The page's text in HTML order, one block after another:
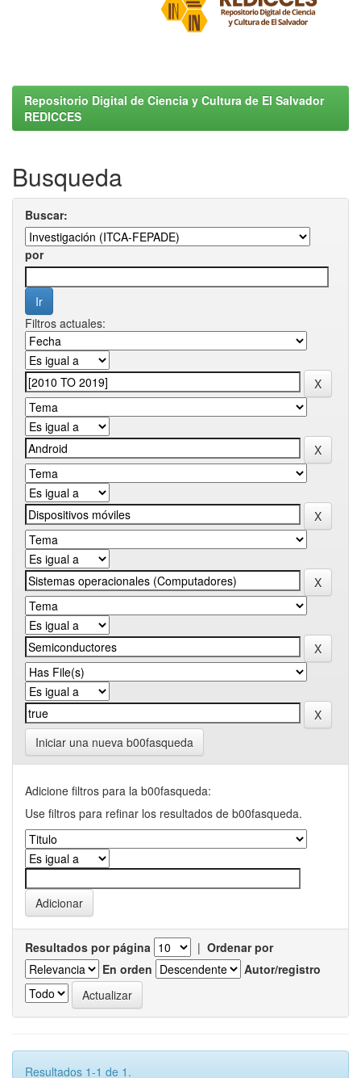
Repositorio Digital de Ciencia y Cultura de El Salvador
REDICCES
Busqueda
Buscar:
por
Filtros actuales:
Iniciar una nueva b00fasqueda
Adicione filtros para la b00fasqueda:
Use filtros para refinar los resultados de b00fasqueda.
Resultados por página | Ordenar por
En orden
Autor/registro
Resultados 1-1 de 1.